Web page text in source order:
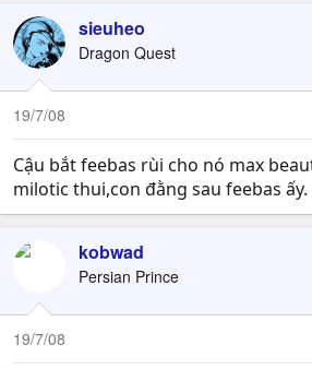
sieuheo
Dragon Quest
19/7/08
Cậu bắt feebas rùi cho nó max
milotic thui,con đằng sau feebas ấy.
kobwad
Persian Prince
19/7/08